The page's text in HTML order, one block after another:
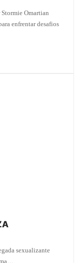
Omartian
enfrentar desafios
sexualizante